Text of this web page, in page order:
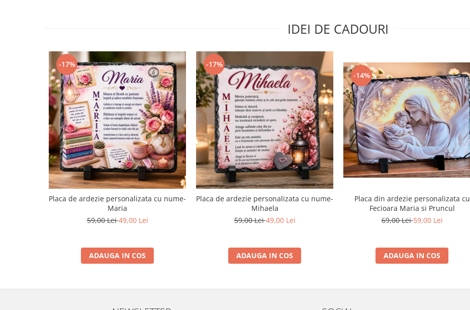
IDEI DE CADOURI
-17%
Placa de ardezie personalizata cu nume-
Maria
59,00 Lei49,00 Lei
ADAUGA IN COS
-17%
Placa de ardezie personalizata cu nume-
Mihaela
59,00 Lei49,00 Lei
ADAUGA IN COS
-14%
Placa din ardezie personalizata cu
Fecioara Maria si Pruncul
69,00 Lei59,00 Lei
ADAUGA IN COS